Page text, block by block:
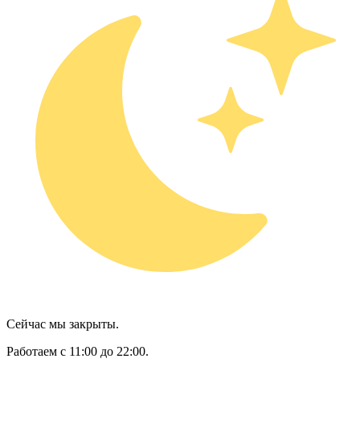
Сейчас мы закрыты.
Работаем с 11:00 до 22:00.